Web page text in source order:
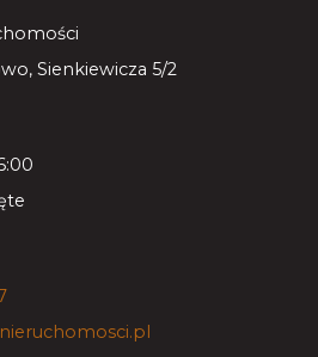
Sienkiewicza 5/2